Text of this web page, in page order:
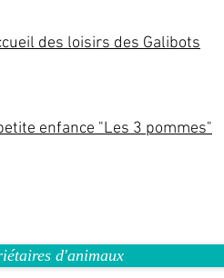
des loisirs des Galibots
enfance "Les 3 pommes"
d'animaux